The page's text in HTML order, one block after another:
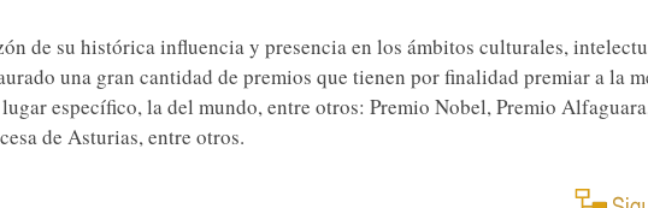
de su histórica influencia y presencia en los ámbitos culturales,
una gran cantidad de premios que tienen por finalidad premiar a la
específico, la del mundo, entre otros: Premio Nobel, Premio
de Asturias, entre otros.